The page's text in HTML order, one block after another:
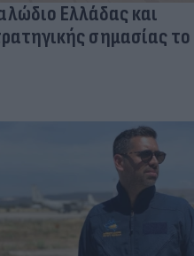
Ελλάδας και
σημασίας το